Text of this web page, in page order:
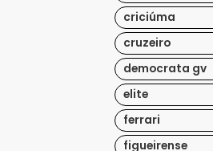
criciúma
cruzeiro
democrata gv
elite
ferrari
figueirense